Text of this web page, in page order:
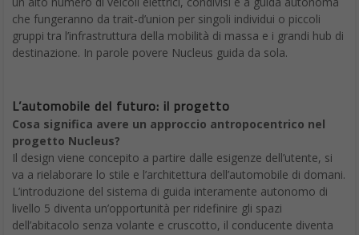
Tesla Model 3
La pazienza è una virtù: quest’auto, per la quale bisognerà
aspettare per le prime consegne, vale però l’attesa, nonostante
l’utile navigatore satellitareche mostra la distanza a sinistra
e i punti di ricarica praticabili, gli aggiornamenti software che
trasformano il suono dell’indicatore in campane a slitta di Babbo
Natale e per i punti pubblici a carica superveloce diTeslache
rendono invidiosi gli altri conducenti elettrici.Prezzo: da 45.000
euro.Autonomia: 415 o 580 km (a seconda della potenza della
batteria). Tempo di ricarica: da zero all’80% in 20 minuti
(caricatore rapido).